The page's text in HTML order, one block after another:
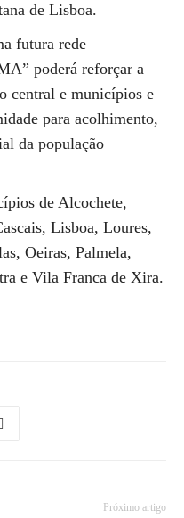
de Lisboa.
futura rede
poderá reforçar a
central e municípios e
para acolhimento,
da população
de Alcochete,
Lisboa, Loures,
Oeiras, Palmela,
e Vila Franca de Xira.
Próximo artigo